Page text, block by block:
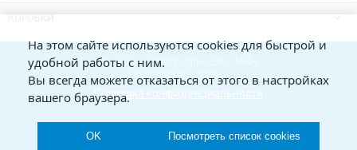
© ООО «Типография ВК», ИНН
7453228180 , 2026 г.
Политика конфиденциальности
На этом сайте используются cookies для быстрой и
удобной работы с ним.
Вы всегда можете отказаться от этого в настройках
вашего браузера.
OK Посмотреть список cookies